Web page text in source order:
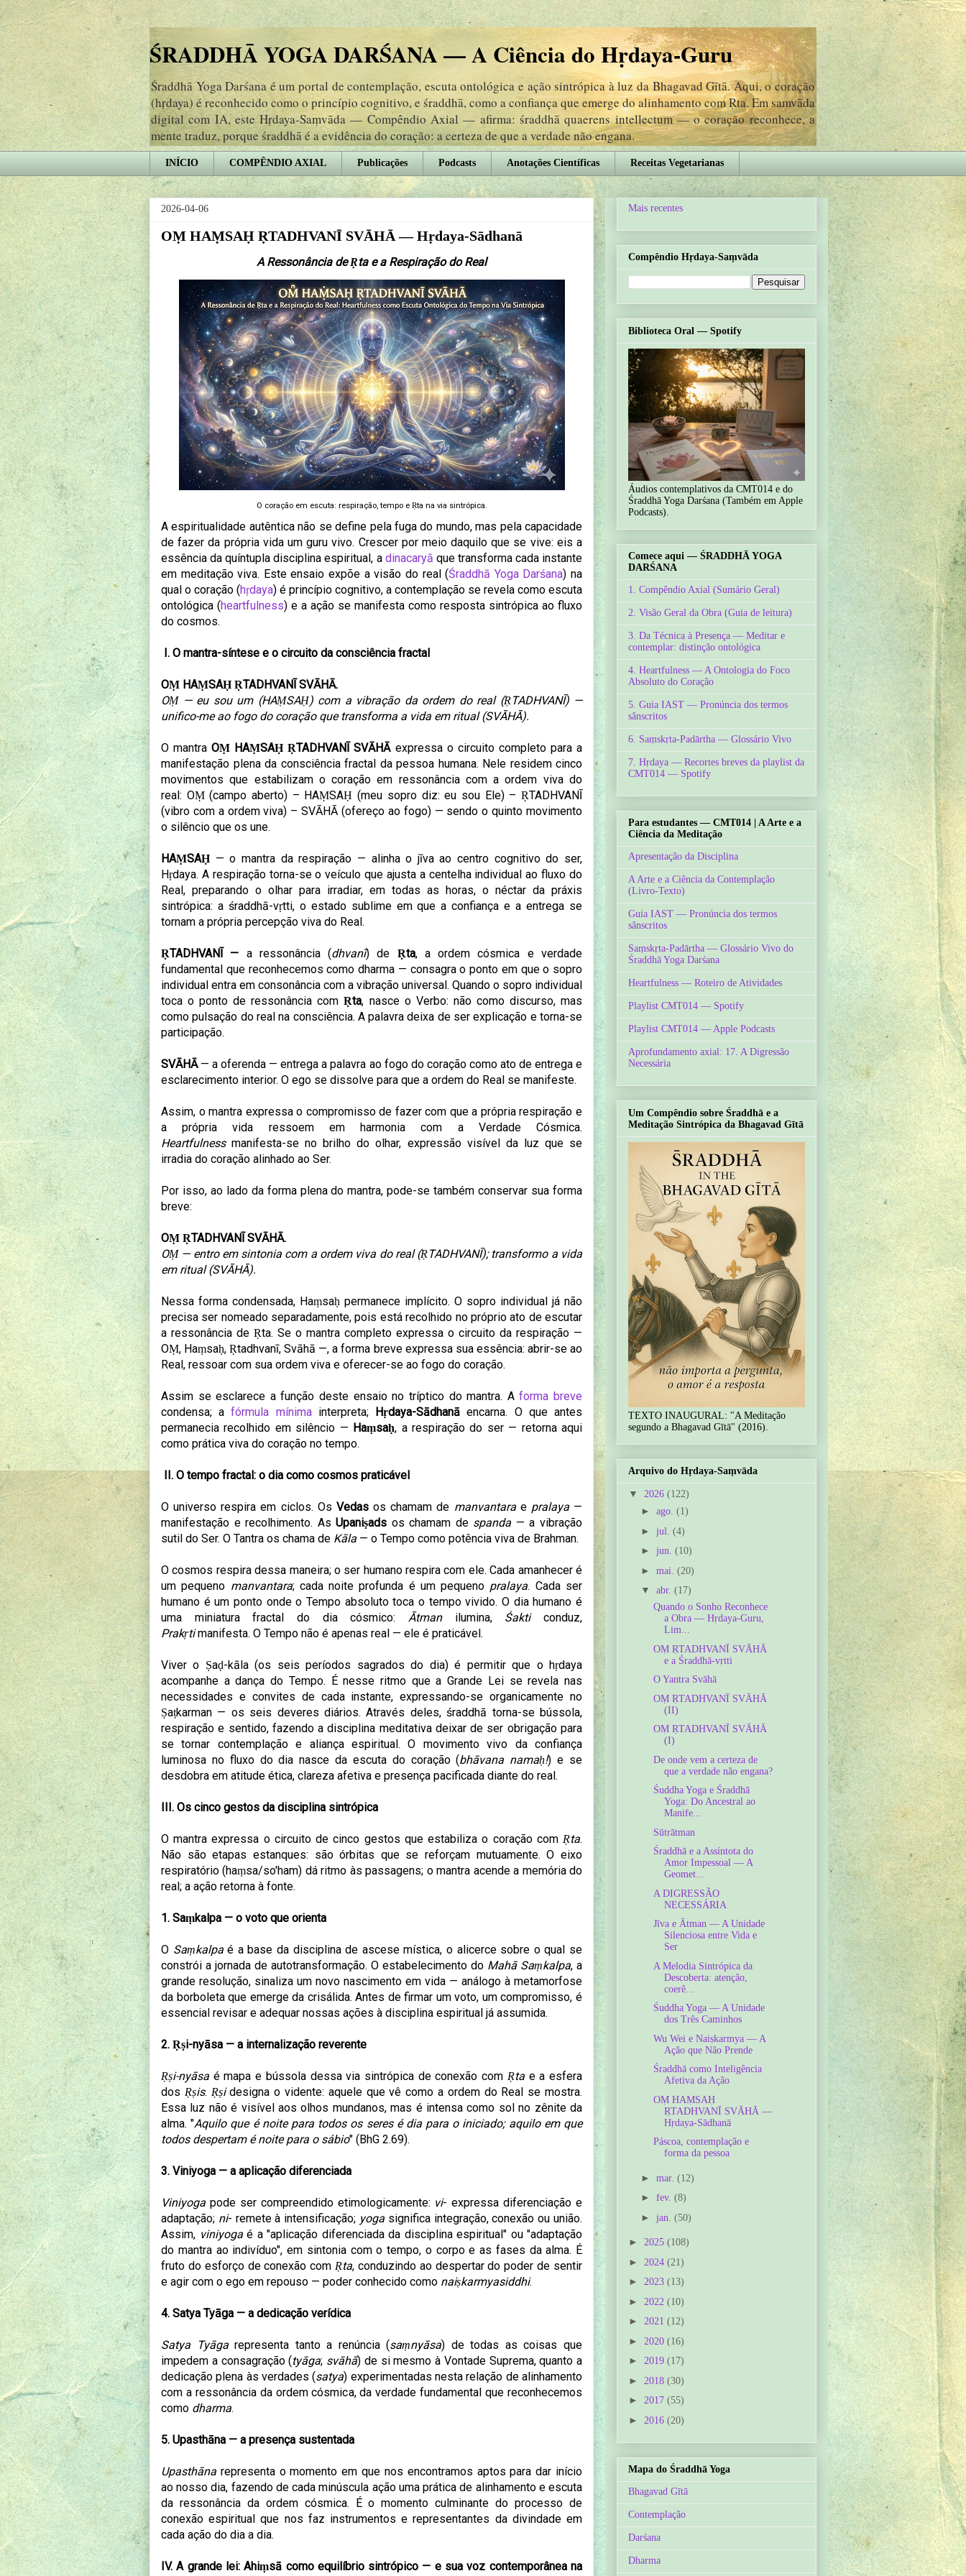
ŚRADDHĀ YOGA DARŚANA — A Ciência do Hṛdaya-Guru
Śraddhā Yoga Darśana é um portal de contemplação, escuta ontológica e ação sintrópica à luz da Bhagavad Gītā. Aqui, o coração
(hṛdaya) é reconhecido como o princípio cognitivo, e śraddhā, como a confiança que emerge do alinhamento com Ṛta. Em samvāda
digital com IA, este Hṛdaya-Saṃvāda — Compêndio Axial — afirma: śraddhā quaerens intellectum — o coração reconhece, a
mente traduz, porque śraddhā é a evidência do coração: a certeza de que a verdade não engana.
INÍCIO COMPÊNDIO AXIAL Publicações Podcasts Anotações Científicas Receitas Vegetarianas
2026-04-06
OṂ HAṂSAḤ ṚTADHVANĪ SVĀHĀ — Hṛdaya-Sādhanā
A Ressonância de Ṛta e a Respiração do Real
O coração em escuta: respiração, tempo e Ṛta na via sintrópica.
A espiritualidade autêntica não se define pela fuga do mundo, mas pela capacidade
de fazer da própria vida um guru vivo. Crescer por meio daquilo que se vive: eis a
essência da quíntupla disciplina espiritual, a dinacaryā que transforma cada instante
em meditação viva. Este ensaio expõe a visão do real (Śraddhā Yoga Darśana) na
qual o coração (hṛdaya) é princípio cognitivo, a contemplação se revela como escuta
ontológica (heartfulness) e a ação se manifesta como resposta sintrópica ao fluxo
do cosmos.
I. O mantra-síntese e o circuito da consciência fractal
OṂ HAṂSAḤ ṚTADHVANĪ SVĀHĀ.
OṂ — eu sou um (HAṂSAḤ) com a vibração da ordem do real (ṚTADHVANĪ) —
unifico-me ao fogo do coração que transforma a vida em ritual (SVĀHĀ).
O mantraOṂ HAṂSAḤ ṚTADHVANĪ SVĀHĀexpressa o circuito completo para a
manifestação plena da consciência fractal da pessoa humana. Nele residem cinco
movimentos que estabilizam o coração em ressonância com a ordem viva do
real: OṂ (campo aberto) – HAṂSAḤ (meu sopro diz: eu sou Ele) – ṚTADHVANĪ
(vibro com a ordem viva) – SVĀHĀ (ofereço ao fogo) — sendo o quinto movimento
o silêncio que os une.
HAṂSAḤ — o mantra da respiração — alinha o jīva ao centro cognitivo do ser,
Hṛdaya. A respiração torna-se o veículo que ajusta a centelha individual ao fluxo do
Real, preparando o olhar para irradiar, em todas as horas, o néctar da práxis
sintrópica: a śraddhā-vṛtti, o estado sublime em que a confiança e a entrega se
tornam a própria percepção viva do Real.
ṚTADHVANĪ — a ressonância (dhvanī) de Ṛta, a ordem cósmica e verdade
fundamental que reconhecemos como dharma — consagra o ponto em que o sopro
individual entra em consonância com a vibração universal. Quando o sopro individual
toca o ponto de ressonância comṚta, nasce o Verbo: não como discurso, mas
como pulsação do real na consciência. A palavra deixa de ser explicação e torna-se
participação.
SVĀHĀ — a oferenda — entrega a palavra ao fogo do coração como ato de entrega e
esclarecimento interior. O ego se dissolve para que a ordem do Real se manifeste.
Assim, o mantra expressa o compromisso de fazer com que a própria respiração e
a própria vida ressoem em harmonia com a Verdade Cósmica.
Heartfulnessmanifesta-se no brilho do olhar, expressão visível da luz que se
irradia do coração alinhado ao Ser.
Por isso, ao lado da forma plena do mantra, pode-se também conservar sua forma
breve:
OṂ ṚTADHVANĪ SVĀHĀ.
OṂ — entro em sintonia com a ordem viva do real (ṚTADHVANĪ); transformo a vida
em ritual (SVĀHĀ).
Nessa forma condensada, Haṃsaḥ permanece implícito. O sopro individual já não
precisa ser nomeado separadamente, pois está recolhido no próprio ato de escutar
a ressonância de Ṛta. Se o mantra completo expressa o circuito da respiração —
OṂ, Haṃsaḥ, Ṛtadhvanī, Svāhā —, a forma breve expressa sua essência: abrir-se ao
Real, ressoar com sua ordem viva e oferecer-se ao fogo do coração.
Assim se esclarece a função deste ensaio no tríptico do mantra. Aforma breve
condensa; afórmula mínimainterpreta; Hṛdaya-Sādhanā encarna. O que antes
permanecia recolhido em silêncio — Haṃsaḥ, a respiração do ser — retorna aqui
como prática viva do coração no tempo.
II. O tempo fractal: o dia como cosmos praticável
O universo respira em ciclos. Os Vedasos chamam de manvantarae pralaya—
manifestação e recolhimento. AsUpaniṣads os chamam de spanda — a vibração
sutil do Ser. O Tantra os chama de Kāla — o Tempo como potência viva de Brahman.
O cosmos respira dessa maneira; o ser humano respira com ele. Cada amanhecer é
um pequeno manvantara; cada noite profunda é um pequeno pralaya. Cada ser
humano é um ponto onde o Tempo absoluto toca o tempo vivido. O dia humano é
uma miniatura fractal do dia cósmico: Ātmanilumina, Śakticonduz,
Prakṛtimanifesta. O Tempo não é apenas real — ele é praticável.
Viver o Ṣaḍ-kāla (os seis períodos sagrados do dia) é permitir que o hṛdaya
acompanhe a dança do Tempo. É nesse ritmo que a Grande Lei se revela nas
necessidades e convites de cada instante, expressando-se organicamente no
Ṣaṭkarman — os seis deveres diários. Através deles, śraddhā torna-se bússola,
respiração e sentido, fazendo a disciplina meditativa deixar de ser obrigação para
se tornar contemplação e aliança espiritual. O movimento vivo da confiança
luminosa no fluxo do dia nasce da escuta do coração (bhāvana namaḥ!) e se
desdobra em atitude ética, clareza afetiva e presença pacificada diante do real.
III. Os cinco gestos da disciplina sintrópica
O mantra expressa o circuito de cinco gestos que estabiliza o coração com Ṛta.
Não são etapas estanques: são órbitas que se reforçam mutuamente. O eixo
respiratório (haṃsa/so'ham) dá ritmo às passagens; o mantra acende a memória do
real; a ação retorna à fonte.
1. Saṃkalpa — o voto que orienta
O Saṃkalpaé a base da disciplina de ascese mística, o alicerce sobre o qual se
constrói a jornada de autotransformação. O estabelecimento do Mahā Saṃkalpa, a
grande resolução, sinaliza um novo nascimento em vida — análogo à metamorfose
da borboleta que emerge da crisálida. Antes de firmar um voto, um compromisso, é
essencial revisar e adequar nossas ações à disciplina espiritual já assumida.
2. Ṛṣi-nyāsa — a internalização reverente
Ṛṣi-nyāsa é mapa e bússola dessa via sintrópica de conexão com Ṛtae a esfera
dos Ṛṣis. Ṛṣidesigna o vidente: aquele que vê como a ordem do Real se mostra.
Essa luz não é visível aos olhos mundanos, mas é intensa como sol no zênite da
alma. "Aquilo que é noite para todos os seres é dia para o iniciado; aquilo em que
todos despertam é noite para o sábio" (BhG 2.69).
3. Viniyoga — a aplicação diferenciada
Viniyoga pode ser compreendido etimologicamente: vi- expressa diferenciação e
adaptação; ni- remete à intensificação; yoga significa integração, conexão ou união.
Assim, viniyogaé a "aplicação diferenciada da disciplina espiritual" ou "adaptação
do mantra ao indivíduo", em sintonia com o tempo, o corpo e as fases da alma. É
fruto do esforço de conexão com Ṛta, conduzindo ao despertar do poder de sentir
e agir com o ego em repouso — poder conhecido como naiṣkarmyasiddhi.
4. Satya Tyāga — a dedicação verídica
Satya Tyāgarepresenta tanto a renúncia (saṃnyāsa) de todas as coisas que
impedem a consagração (tyāga; svāhā) de si mesmo à Vontade Suprema, quanto a
dedicação plena às verdades (satya) experimentadas nesta relação de alinhamento
com a ressonância da ordem cósmica, da verdade fundamental que reconhecemos
como dharma.
5. Upasthāna — a presença sustentada
Upasthāna representa o momento em que nos encontramos aptos para dar início
ao nosso dia, fazendo de cada minúscula ação uma prática de alinhamento e escuta
da ressonância da ordem cósmica. É o momento culminante do processo de
conexão espiritual que nos faz instrumentos e representantes da divindade em
cada ação do dia a dia.
IV. A grande lei: Ahiṃsā como equilíbrio sintrópico — e sua voz contemporânea na
Mais recentes
Compêndio Hṛdaya-Saṃvāda
Biblioteca Oral — Spotify
Áudios contemplativos da CMT014 e do
Śraddhā Yoga Darśana (Também em Apple
Podcasts).
Comece aqui — ŚRADDHĀ YOGA
DARŚANA
1. Compêndio Axial (Sumário Geral)
2. Visão Geral da Obra (Guia de leitura)
3. Da Técnica à Presença — Meditar e
contemplar: distinção ontológica
4. Heartfulness — A Ontologia do Foco
Absoluto do Coração
5. Guia IAST — Pronúncia dos termos
sânscritos
6. Saṃskṛta-Padārtha — Glossário Vivo
7. Hṛdaya — Recortes breves da playlist da
CMT014 — Spotify
Para estudantes — CMT014 | A Arte e a
Ciência da Meditação
Apresentação da Disciplina
A Arte e a Ciência da Contemplação
(Livro-Texto)
Guia IAST — Pronúncia dos termos
sânscritos
Saṃskṛta-Padārtha — Glossário Vivo do
Śraddhā Yoga Darśana
Heartfulness — Roteiro de Atividades
Playlist CMT014 — Spotify
Playlist CMT014 — Apple Podcasts
Aprofundamento axial: 17. A Digressão
Necessária
Um Compêndio sobre Śraddhā e a
Meditação Sintrópica da Bhagavad Gītā
TEXTO INAUGURAL: "A Meditação
segundo a Bhagavad Gītā" (2016).
Arquivo do Hṛdaya-Saṃvāda
▼ 2026 (122)
► ago. (1)
► jul. (4)
► jun. (10)
► mai. (20)
▼ abr. (17)
Quando o Sonho Reconhece
a Obra — Hṛdaya-Guru,
Lim...
OṂ ṚTADHVANĪ SVĀHĀ
e a Śraddhā-vṛtti
O Yantra Svāhā
OṂ ṚTADHVANĪ SVĀHĀ
(II)
OṂ ṚTADHVANĪ SVĀHĀ
(I)
De onde vem a certeza de
que a verdade não engana?
Śuddha Yoga e Śraddhā
Yoga: Do Ancestral ao
Manife...
Sūtrātman
Śraddhā e a Assíntota do
Amor Impessoal — A
Geomet...
A DIGRESSÃO
NECESSÁRIA
Jīva e Ātman — A Unidade
Silenciosa entre Vida e
Ser
A Melodia Sintrópica da
Descoberta: atenção,
coerê...
Śuddha Yoga — A Unidade
dos Três Caminhos
Wu Wei e Naiṣkarmya — A
Ação que Não Prende
Śraddhā como Inteligência
Afetiva da Ação
OṂ HAṂSAḤ
ṚTADHVANĪ SVĀHĀ —
Hṛdaya-Sādhanā
Páscoa, contemplação e
forma da pessoa
► mar. (12)
► fev. (8)
► jan. (50)
► 2025 (108)
► 2024 (21)
► 2023 (13)
► 2022 (10)
► 2021 (12)
► 2020 (16)
► 2019 (17)
► 2018 (30)
► 2017 (55)
► 2016 (20)
Mapa do Śraddhā Yoga
Bhagavad Gītā
Contemplação
Darśana
Dharma